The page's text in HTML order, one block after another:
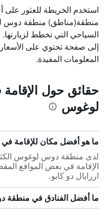
استخدم الخريطة للعثور على
منطقة(مناطق) منطقة دوس
السياحي التي تخطط
إلى صفحة تحتوي على الأسعار
المعلومات المفيدة.
حقائق حول
لوغوس
ما هو أفضل مكان للإقامة
لدى منطقة دوس لوغوس
الإقامة في بعض المواقع
اررايال دو كابو.
ما أفضل الفنادق في